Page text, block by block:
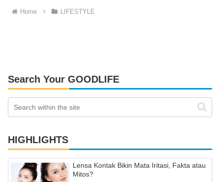
Home LIFESTYLE
Search Your GOODLIFE
HIGHLIGHTS
Lensa Kontak Bikin Mata Iritasi, Fakta atau
Mitos?